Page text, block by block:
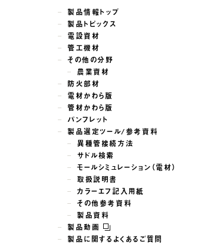
製品情報トップ
製品トピックス
電設資材
管工機材
その他の分野
農業資材
防火部材
電材かわら版
管材かわら版
パンフレット
製品選定ツール/参考資料
異種管接続方法
サドル検索
モールシミュレーション（電材）
取扱説明書
カラーエフ記入用紙
その他参考資料
製品資料
製品動画
製品に関するよくあるご質問